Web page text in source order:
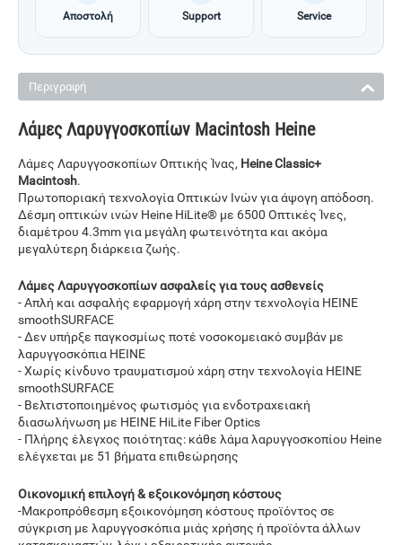
Αποστολή Support Service
Περιγραφή
Λάμες Λαρυγγοσκοπίων Macintosh Heine
Λάμες Λαρυγγοσκοπίων Οπτικής Ίνας, Heine Classic+
Macintosh.
Πρωτοποριακή τεχνολογία Οπτικών Ινών για άψογη απόδοση.
Δέσμη οπτικών ινών Heine HiLite® με 6500 Οπτικές Ίνες,
διαμέτρου 4.3mm για μεγάλη φωτεινότητα και ακόμα
μεγαλύτερη διάρκεια ζωής.
Λάμες Λαρυγγοσκοπίων ασφαλείς για τους ασθενείς
- Απλή και ασφαλής εφαρμογή χάρη στην τεχνολογία HEINE
smoothSURFACE
- Δεν υπήρξε παγκοσμίως ποτέ νοσοκομειακό συμβάν με
λαρυγγοσκόπια HEINE
- Χωρίς κίνδυνο τραυματισμού χάρη στην τεχνολογία HEINE
smoothSURFACE
- Βελτιστοποιημένος φωτισμός για ενδοτραχειακή
διασωλήνωση με HEINE HiLite Fiber Optics
- Πλήρης έλεγχος ποιότητας: κάθε λάμα λαρυγγοσκοπίου Heine
ελέγχεται με 51 βήματα επιθεώρησης
Οικονομική επιλογή & εξοικονόμηση κόστους
-Μακροπρόθεσμη εξοικονόμηση κόστους προϊόντος σε
σύγκριση με λαρυγγοσκόπια μιάς χρήσης ή προϊόντα άλλων